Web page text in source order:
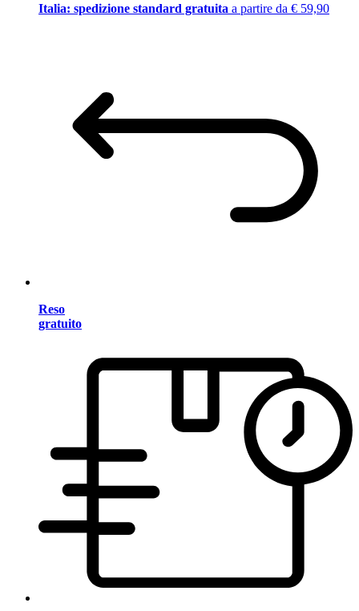
Italia: spedizione standard gratuita a partire da € 59,90
Reso
gratuito